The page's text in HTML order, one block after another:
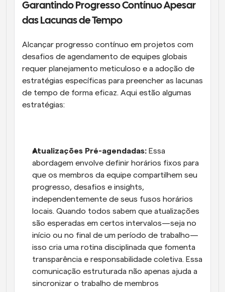
Garantindo Progresso Contínuo Apesar
das Lacunas de Tempo
Alcançar progresso contínuo em projetos com
desafios de agendamento de equipes globais
requer planejamento meticuloso e a adoção de
estratégias específicas para preencher as lacunas
de tempo de forma eficaz. Aqui estão algumas
estratégias:
Atualizações Pré-agendadas: Essa
abordagem envolve definir horários fixos para
que os membros da equipe compartilhem seu
progresso, desafios e insights,
independentemente de seus fusos horários
locais. Quando todos sabem que atualizações
são esperadas em certos intervalos—seja no
início ou no final de um período de trabalho—
isso cria uma rotina disciplinada que fomenta
transparência e responsabilidade coletiva. Essa
comunicação estruturada não apenas ajuda a
sincronizar o trabalho de membros